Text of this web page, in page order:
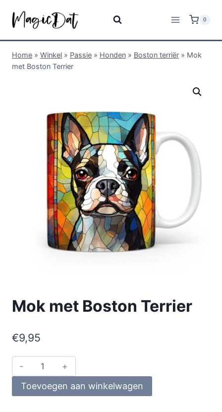
0
Home » Winkel » Passie » Honden » Boston terriër » Mok
met Boston Terrier
Mok met Boston Terrier
€9,95
Toevoegen aan winkelwagen